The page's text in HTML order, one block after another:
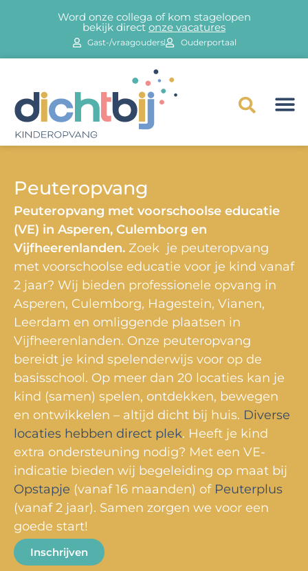
Word onze collega of kom stagelopen
bekijk direct onze vacatures
Gast-/vraagouders Ouderportaal
Peuteropvang
Peuteropvang met voorschoolse educatie
(VE) in Asperen, Culemborg en
Vijfheerenlanden. Zoek je peuteropvang
met voorschoolse educatie voor je kind vanaf
2 jaar? Wij bieden professionele opvang in
Asperen, Culemborg, Hagestein, Vianen,
Leerdam en omliggende plaatsen in
Vijfheerenlanden. Onze peuteropvang
bereidt je kind spelenderwijs voor op de
basisschool. Op meer dan 20 locaties kan je
kind (samen) spelen, ontdekken, bewegen
en ontwikkelen – altijd dicht bij huis. Diverse
locaties hebben direct plek. Heeft je kind
extra ondersteuning nodig? Met een VE-
indicatie bieden wij begeleiding op maat bij
Opstapje (vanaf 16 maanden) of Peuterplus
(vanaf 2 jaar). Samen zorgen we voor een
goede start!
Inschrijven